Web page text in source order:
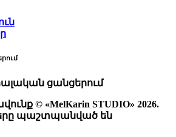
ցանցերում
© «MelKarin STUDIO» 2026.
պաշտպանված են